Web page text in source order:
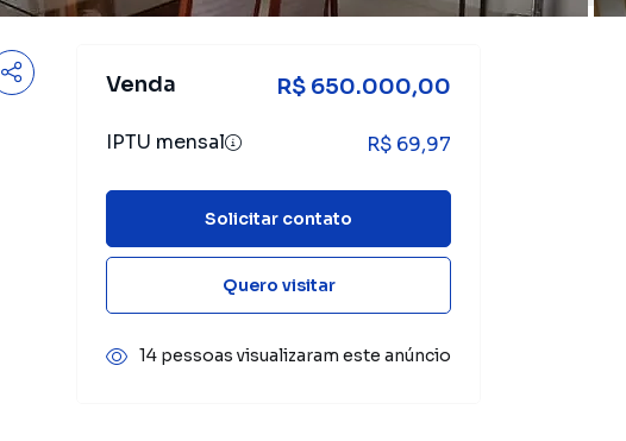
Venda R$ 650.000,00
IPTU mensal R$ 69,97
Solicitar contato
Quero visitar
14 pessoas visualizaram este anúncio